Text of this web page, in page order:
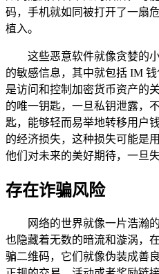
码，手机就如同被打开了一扇
植入。
这些恶意软件就像贪婪的
的敏感信息，其中就包括 IM
是访问和控制加密货币资产的
的唯一钥匙，一旦私钥泄露，
匙，能够轻而易举地转移用户
的经济损失，这种损失可能是
他们对未来的美好期待，一旦
存在诈骗风险
网络的世界就像一片浩瀚
也隐藏着无数的暗流和漩涡，
骗二维码，它们就像伪装成善